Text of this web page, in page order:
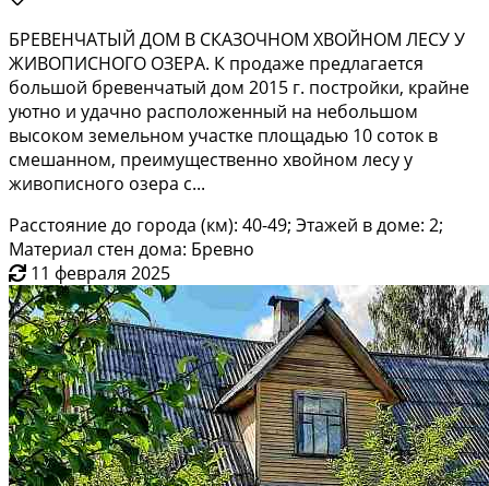
БРЕВЕНЧАТЫЙ ДОМ В СКАЗОЧНОМ ХВОЙНОМ ЛЕСУ У
ЖИВОПИСНОГО ОЗЕРА. К продаже предлагается
большой бревенчатый дом 2015 г. постройки, крайне
уютно и удачно расположенный на небольшом
высоком земельном участке площадью 10 соток в
смешанном, преимущественно хвойном лесу у
живописного озера с...
Расстояние до города (км): 40-49; Этажей в доме: 2;
Материал стен дома: Бревно
11 февраля 2025